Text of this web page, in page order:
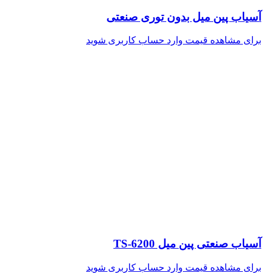
آسیاب پین میل بدون توری صنعتی
برای مشاهده قیمت وارد حساب کاربری شوید
آسیاب صنعتی پین میل TS-6200
برای مشاهده قیمت وارد حساب کاربری شوید